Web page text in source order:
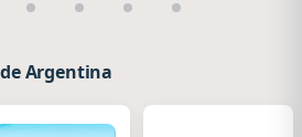
Argentina